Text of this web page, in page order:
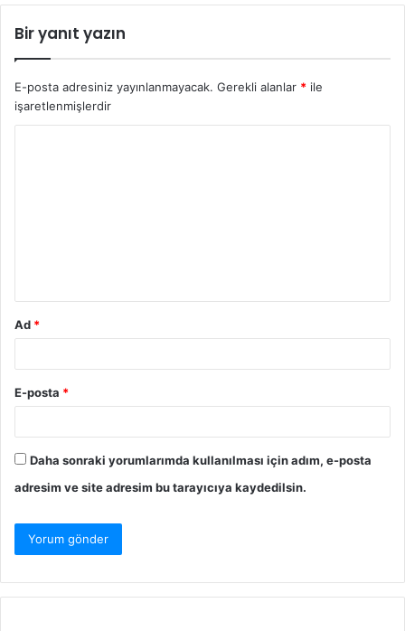
Bir yanıt yazın
E-posta adresiniz yayınlanmayacak. Gerekli alanlar * ile
işaretlenmişlerdir
Ad *
E-posta *
Daha sonraki yorumlarımda kullanılması için adım, e-posta
adresim ve site adresim bu tarayıcıya kaydedilsin.